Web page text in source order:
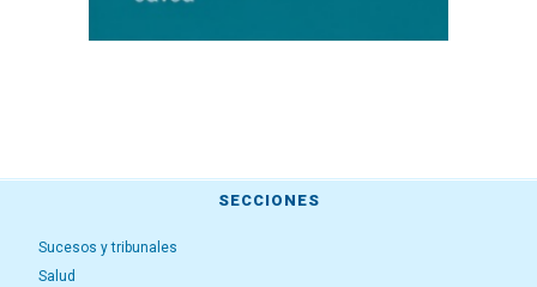
SECCIONES
Sucesos y tribunales
Salud